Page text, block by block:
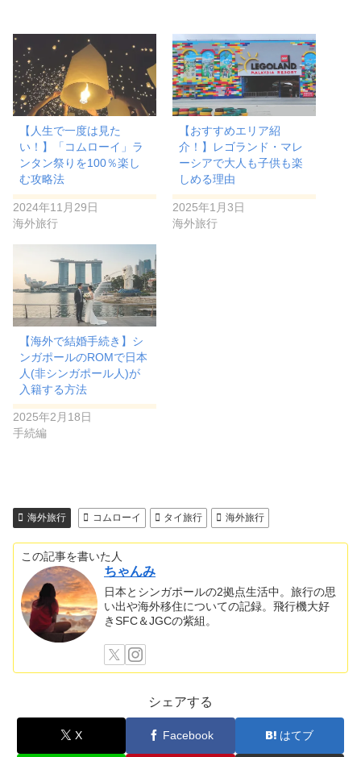
【人生で一度は見た
い！】「コムローイ」ラ
ンタン祭りを100％楽し
む攻略法
2024年11月29日
海外旅行
【おすすめエリア紹
介！】レゴランド・マレ
ーシアで大人も子供も楽
しめる理由
2025年1月3日
海外旅行
【海外で結婚手続き】シ
ンガポールのROMで日本
人(非シンガポール人)が
入籍する方法
2025年2月18日
手続編
海外旅行 コムローイ タイ旅行 海外旅行
この記事を書いた人
ちゃんみ
日本とシンガポールの2拠点生活中。旅行の思
い出や海外移住についての記録。飛行機大好
きSFC＆JGCの紫組。
シェアする
X Facebook はてブ